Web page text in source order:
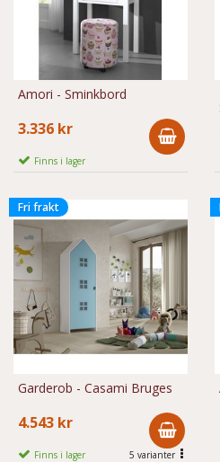
Amori - Sminkbord
3.336 kr
Finns i lager
Fri frakt
Garderob - Casami Bruges
4.543 kr
Finns i lager 5 varianter